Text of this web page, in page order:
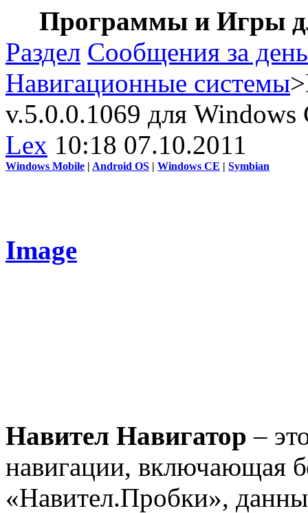
Программы и Игры
Раздел Сообщения за день
Навигационные системы
v.5.0.0.1069 для Windows
Lex 10:18 07.10.2011
Windows Mobile | Android OS | Windows CE | Symbian
Image
Навител Навигатор –
навигации, включающая
«Навител.Пробки»,